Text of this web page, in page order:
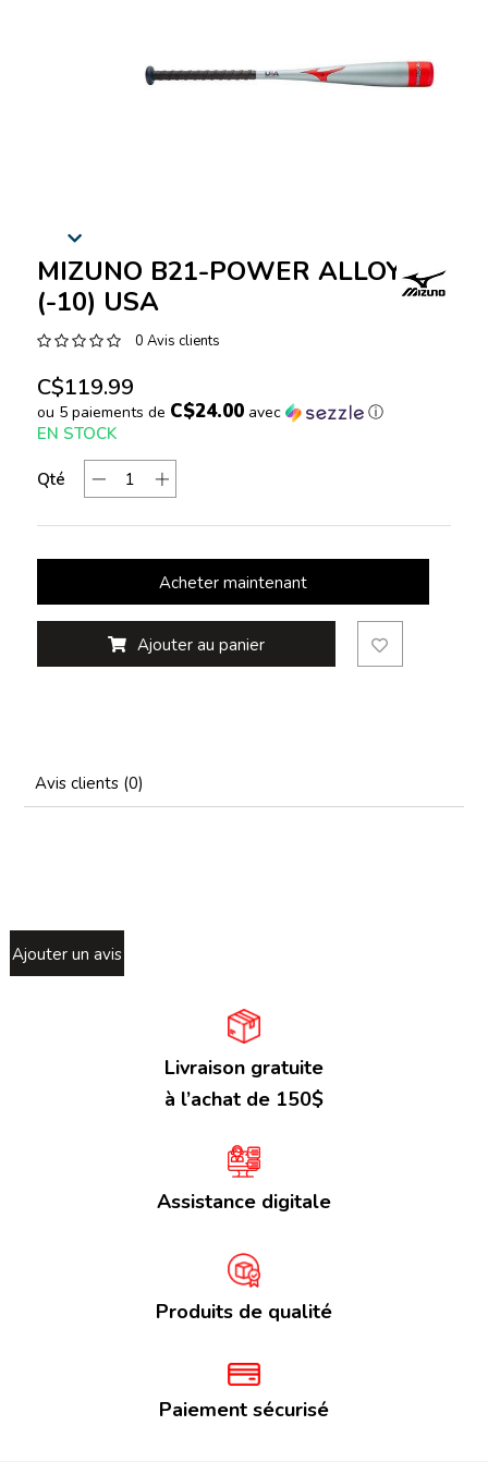
MIZUNO B21-POWER ALLOY
(-10) USA
0 Avis clients
C$119.99
ou 5 paiements de C$24.00avec ⓘ
EN STOCK
Qté
Acheter maintenant
Ajouter au panier
Avis clients (0)
Ajouter un avis
Livraison gratuite
à l’achat de 150$
Assistance digitale
Produits de qualité
Paiement sécurisé